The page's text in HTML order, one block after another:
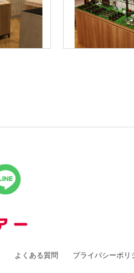
よくある質問 プライバシーポリ